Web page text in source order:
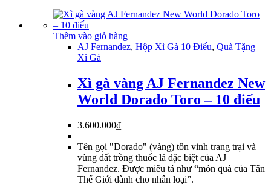
Thêm vào giỏ hàng
AJ Fernandez, Hộp Xì Gà 10 Điếu, Quà Tặng
Xì Gà
Xì gà vàng AJ Fernandez New
World Dorado Toro – 10 điếu
3.600.000₫
Tên gọi "Dorado" (vàng) tôn vinh trang trại và
vùng đất trồng thuốc lá đặc biệt của AJ
Fernandez. Được miêu tả như “món quà của Tân
Thế Giới dành cho nhân loại”.